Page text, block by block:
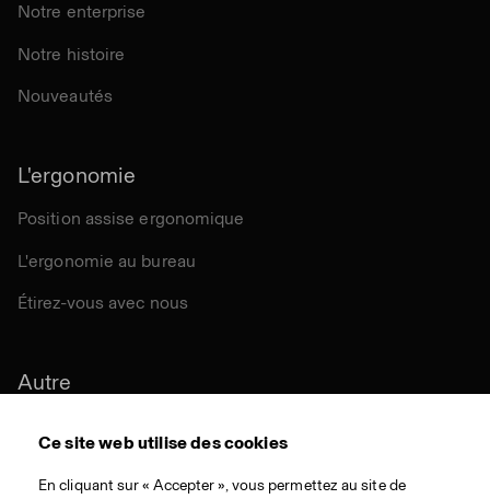
Notre enterprise
Notre histoire
Nouveautés
L'ergonomie
Position assise ergonomique
L'ergonomie au bureau
Étirez-vous avec nous
Autre
Ce site web utilise des cookies
En cliquant sur « Accepter », vous permettez au site de